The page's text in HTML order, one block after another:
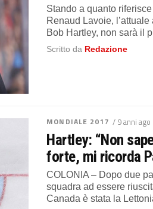
Stando a quanto
Renaud Lavoie,
Bob Hartley, non sarà il
Scritto da Redazione
MONDIALE 2017 / 9 anni ago
Hartley: “Non
forte, mi ricorda
COLONIA – Dopo due
squadra ad essere
Canada è stata la